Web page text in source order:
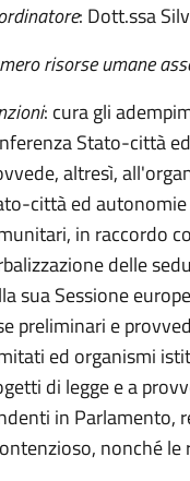
: Dott.ssa
risorse umane
: cura gli
Stato-città
altresì,
città ed
in raccordo
delle
sua Sessione
preliminari e
ed organismi
di legge e a
in Parlamento,
nonché